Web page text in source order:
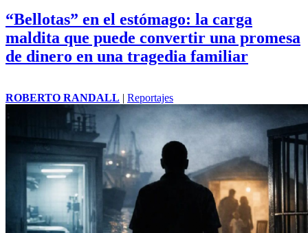
“Bellotas” en el estómago: la carga
maldita que puede convertir una promesa
de dinero en una tragedia familiar
ROBERTO RANDALL | Reportajes